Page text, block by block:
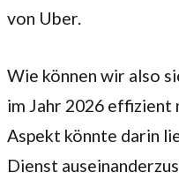
von Uber.
Wie können wir also
im Jahr 2026 effizient
Aspekt könnte darin
Dienst